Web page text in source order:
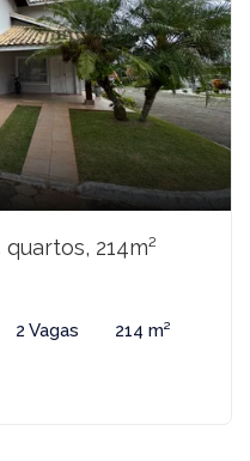
214m²
2 Vagas 214 m²